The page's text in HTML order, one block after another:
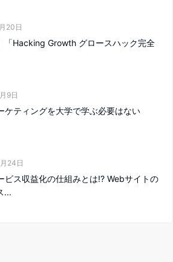
20日
「Hacking Growth グロースハック完全
9日
ケティングを大学で学ぶ必要はない
24日
ビス収益化の仕組みとは!? Webサイトの
...